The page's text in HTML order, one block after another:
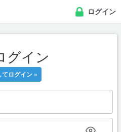
ログイン
グイン
ログイン »